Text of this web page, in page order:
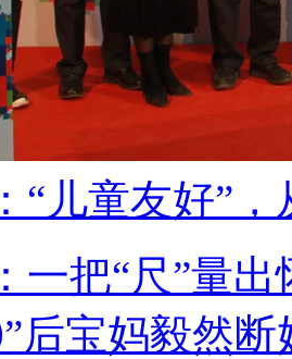
“儿童友好”
一把“尺”量
后宝妈毅然断